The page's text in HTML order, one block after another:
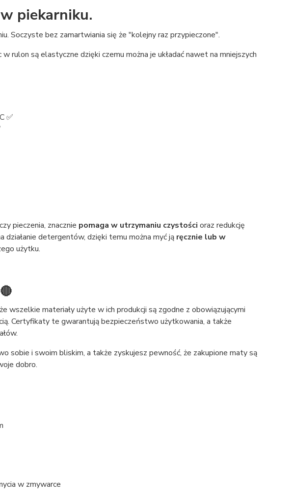
piekarniku.
Soczyste bez zamartwiania się że "kolejny raz przypieczone".
rulon są elastyczne dzięki czemu można je układać nawet na mniejszych
✅
pieczenia, znacznie pomaga w utrzymaniu czystości oraz redukcję
działanie detergentów, dzięki temu można myć ją ręcznie lub w
użytku.
wszelkie materiały użyte w ich produkcji są zgodne z obowiązującymi
Certyfikaty te gwarantują bezpieczeństwo użytkowania, a także
sobie i swoim bliskim, a także zyskujesz pewność, że zakupione maty są
dobro.
w zmywarce